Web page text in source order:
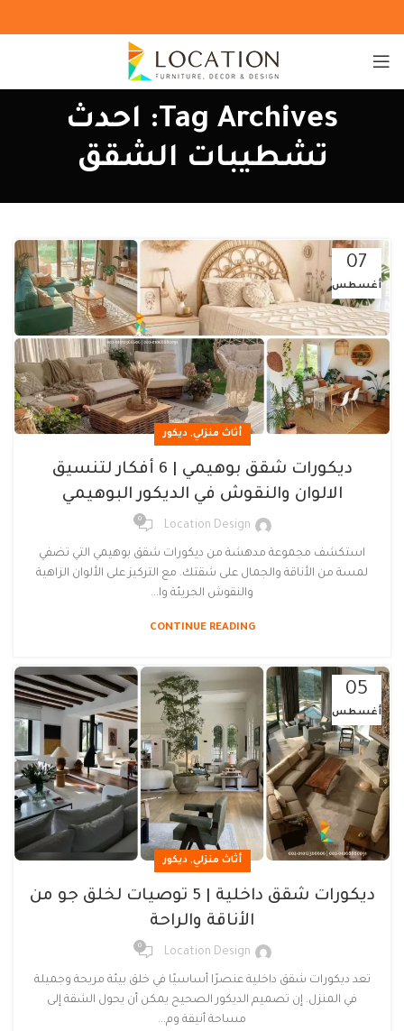
Tag Archives: احدث
تشطيبات الشقق
07
أغسطس
أثاث منزلي, ديكور
ديكورات شقق بوهيمي | 6 أفكار لتنسيق
الالوان والنقوش في الديكور البوهيمي
Location Design
0
استكشف مجموعة مدهشة من ديكورات شقق بوهيمي التي تضفي
لمسة من الأناقة والجمال على شقتك. مع التركيز على الألوان الزاهية
والنقوش الجريئة وا...
CONTINUE READING
05
أغسطس
أثاث منزلي, ديكور
ديكورات شقق داخلية | 5 توصيات لخلق جو من
الأناقة والراحة
Location Design
0
تعد ديكورات شقق داخلية عنصرًا أساسيًا في خلق بيئة مريحة وجميلة
في المنزل. إن تصميم الديكور الصحيح يمكن أن يحول الشقة إلى
مساحة أنيقة وم...